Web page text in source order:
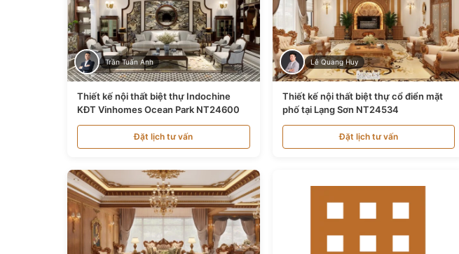
Trần Tuấn Anh
Thiết kế nội thất biệt thự Indochine
KĐT Vinhomes Ocean Park NT24600
Đặt lịch tư vấn
Lê Quang Huy
Thiết kế nội thất biệt thự cổ điển mặt
phố tại Lạng Sơn NT24534
Đặt lịch tư vấn